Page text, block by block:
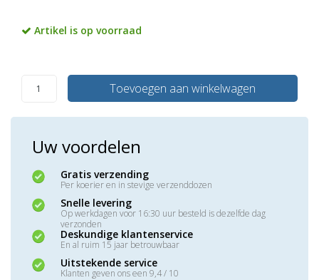
Artikel is op voorraad
Toevoegen aan winkelwagen
Uw voordelen
Gratis verzending
Per koerier en in stevige verzenddozen
Snelle levering
Op werkdagen voor 16:30 uur besteld is dezelfde dag
verzonden
Deskundige klantenservice
En al ruim 15 jaar betrouwbaar
Uitstekende service
Klanten geven ons een 9,4 / 10